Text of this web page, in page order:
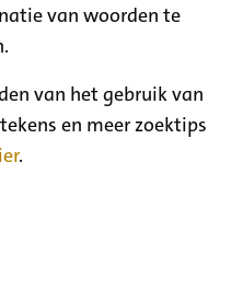
van woorden te
van het gebruik van
en meer zoektips
.